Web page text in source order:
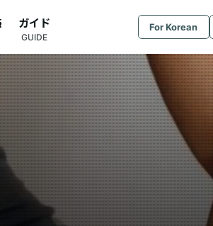
ガイド
GUIDE
For Korean